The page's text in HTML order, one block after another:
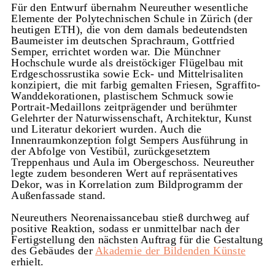
Für den Entwurf übernahm Neureuther wesentliche
Elemente der Polytechnischen Schule in Zürich (der
heutigen ETH), die von dem damals bedeutendsten
Baumeister im deutschen Sprachraum, Gottfried
Semper, errichtet worden war. Die Münchner
Hochschule wurde als dreistöckiger Flügelbau mit
Erdgeschossrustika sowie Eck- und Mittelrisaliten
konzipiert, die mit farbig gemalten Friesen, Sgraffito-
Wanddekorationen, plastischem Schmuck sowie
Portrait-Medaillons zeitprägender und berühmter
Gelehrter der Naturwissenschaft, Architektur, Kunst
und Literatur dekoriert wurden. Auch die
Innenraumkonzeption folgt Sempers Ausführung in
der Abfolge von Vestibül, zurückgesetztem
Treppenhaus und Aula im Obergeschoss. Neureuther
legte zudem besonderen Wert auf repräsentatives
Dekor, was in Korrelation zum Bildprogramm der
Außenfassade stand.
Neureuthers Neorenaissancebau stieß durchweg auf
positive Reaktion, sodass er unmittelbar nach der
Fertigstellung den nächsten Auftrag für die Gestaltung
des Gebäudes derAkademie der Bildenden Künste
erhielt.